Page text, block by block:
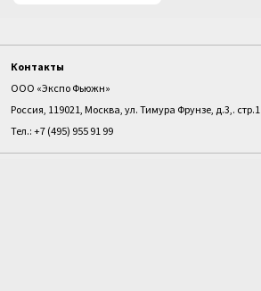
Контакты
ООО «Экспо Фьюжн»
Россия, 119021, Москва, ул. Тимура Фрунзе, д.3,. стр.1
Тел.: +7 (495) 955 91 99